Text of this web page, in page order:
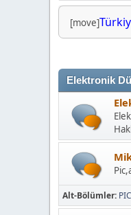
[move]
Elektronik
Alt-Bölümler PIC